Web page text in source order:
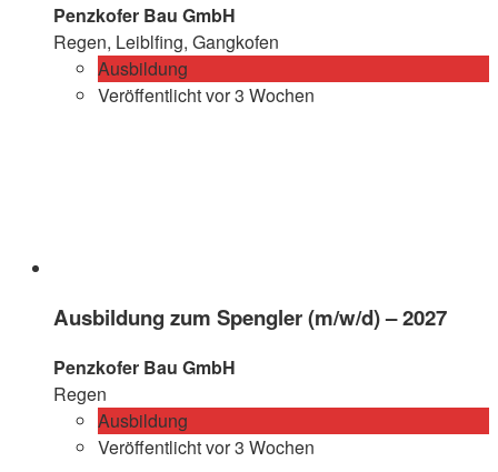
Penzkofer Bau GmbH
Regen, Leiblfing, Gangkofen
Ausbildung
Veröffentlicht vor 3 Wochen
Ausbildung zum Spengler (m/w/d) – 2027
Penzkofer Bau GmbH
Regen
Ausbildung
Veröffentlicht vor 3 Wochen